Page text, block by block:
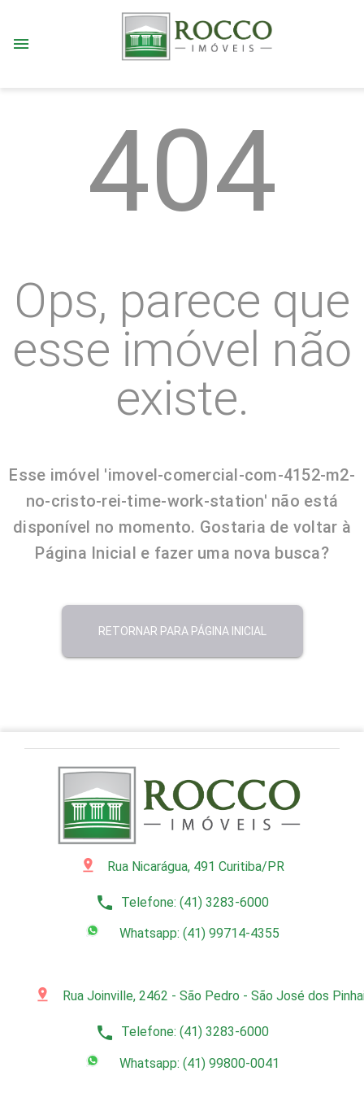
menu
pin_drop Rua Nicarágua, 491 Curitiba/PR
phone Telefone: (41) 3283-6000
Whatsapp: (41) 99714-4355
pin_drop Rua Joinville, 2462 - São Pedro - São José dos
phone Telefone: (41) 3283-6000
Whatsapp: (41) 99800-0041
404
Ops, parece que
esse imóvel não
existe.
Esse imóvel 'imovel-comercial-com-4152-m2-
no-cristo-rei-time-work-station' não está
disponível no momento. Gostaria de voltar à
Página Inicial e fazer uma nova busca?
RETORNAR PARA PÁGINA INICIAL